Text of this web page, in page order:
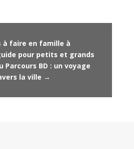
à faire en famille à
pour petits et grands
Parcours BD : un voyage
la ville →